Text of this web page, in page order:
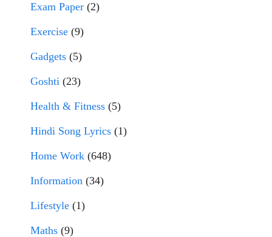
Exam Paper (2)
Exercise (9)
Gadgets (5)
Goshti (23)
Health & Fitness (5)
Hindi Song Lyrics (1)
Home Work (648)
Information (34)
Lifestyle (1)
Maths (9)